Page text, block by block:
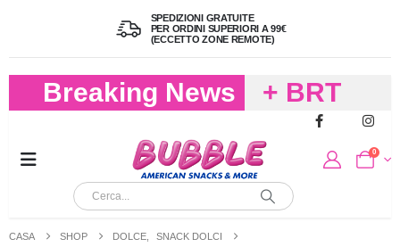
SPEDIZIONI GRATUITE
PER ORDINI SUPERIORI A 99€
(ECCETTO ZONE REMOTE)
Breaking News
+ BRT
FREDDO
PER
0
CASA SHOP DOLCE
SNACK DOLCI